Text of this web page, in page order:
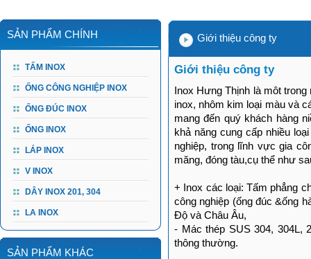
SẢN PHẨM CHÍNH
TẤM INOX
ỐNG CÔNG NGHIỆP INOX
ỐNG ĐÚC INOX
ỐNG INOX
LÁP INOX
V INOX
DÂY INOX 201, 304
LA INOX
SẢN PHẨM KHÁC
Giới thiệu công ty
Giới thiệu công ty
Inox Hưng Thịnh là môt
inox, nhôm kim loại màu và
mang đến quý khách hàng
khả năng cung cấp nhiều
nghiệp, trong lĩnh vực gia
măng, đóng tàu,cụ thể như
+ Inox các loại: Tấm phẳng
công nghiệp (ống đúc &ống
Độ và Châu Âu,
- Mác thép SUS 304, 304L,
thông thường.